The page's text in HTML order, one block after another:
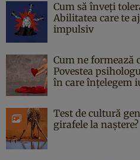
Cum să înveți
Abilitatea care te
impulsiv
Cum ne formează
Povestea
în care înțelegem
Test de cultură
girafele la naștere?